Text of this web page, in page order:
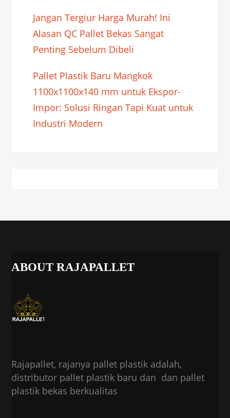
Jangan Tergiur Harga Murah! Ini
Alasan QC Pallet Bekas Sangat
Penting Sebelum Dibeli
Pallet Plastik Baru Mangkok
1100x1100x140 mm untuk Ekspor-
Impor: Solusi Ringan Tapi Kuat untuk
Industri Modern
ABOUT RAJAPALLET
Rajapallet, rajanya pallet plastik adalah,
distributor pallet plastik baru dan dan pallet
plastik bekas berkualitas